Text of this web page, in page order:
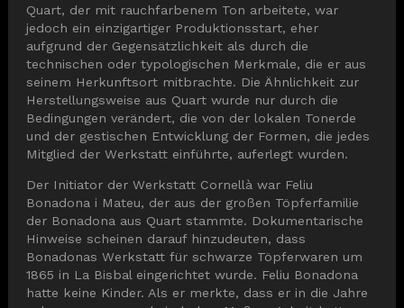
Quart, der mit rauchfarbenem Ton arbeitete, war
jedoch ein einzigartiger Produktionsstart, eher
aufgrund der Gegensätzlichkeit als durch die
technischen oder typologischen Merkmale, die er aus
seinem Herkunftsort mitbrachte. Die Ähnlichkeit zur
Herstellungsweise aus Quart wurde nur durch die
Bedingungen verändert, die von der lokalen Tonerde
und der gestischen Entwicklung der Formen, die jedes
Mitglied der Werkstatt einführte, auferlegt wurden.
Der Initiator der Werkstatt Cornellà war Feliu
Bonadona i Mateu, der aus der großen Töpferfamilie
der Bonadona aus Quart stammte. Dokumentarische
Hinweise scheinen darauf hinzudeuten, dass
Bonadonas Werkstatt für schwarze Töpferwaren um
1865 in La Bisbal eingerichtet wurde. Feliu Bonadona
hatte keine Kinder. Als er merkte, dass er in die Jahre